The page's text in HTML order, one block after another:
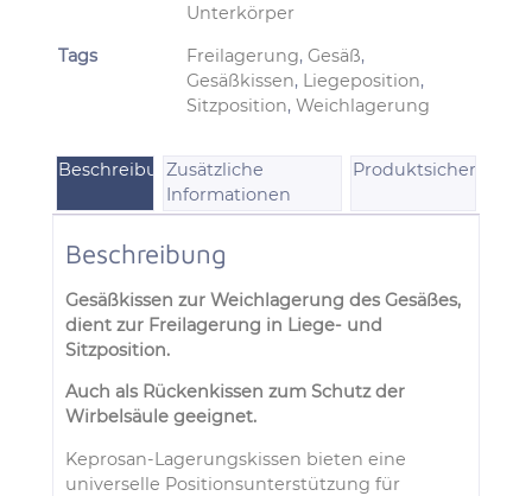
Unterkörper
Tags
Freilagerung, Gesäß,
Gesäßkissen, Liegeposition,
Sitzposition, Weichlagerung
BeschreibungZusätzliche
Informationen
Produktsicherheit
Beschreibung
Gesäßkissen zur Weichlagerung des Gesäßes,
dient zur Freilagerung in Liege- und
Sitzposition.
Auch als Rückenkissen zum Schutz der
Wirbelsäule geeignet.
Keprosan-Lagerungskissen bieten eine
universelle Positionsunterstützung für